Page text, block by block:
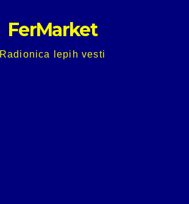
FerMarket
Radionica lepih vesti